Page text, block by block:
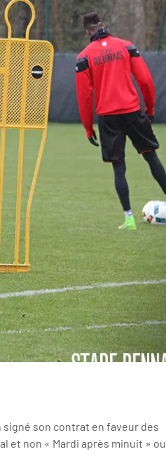
signé son contrat en faveur des
et non « Mardi après minuit » ou